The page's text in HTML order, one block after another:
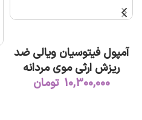
آمپول فیتوسیان ویالی ضد
ریزش ارثی موی مردانه
10,300,000 تومان